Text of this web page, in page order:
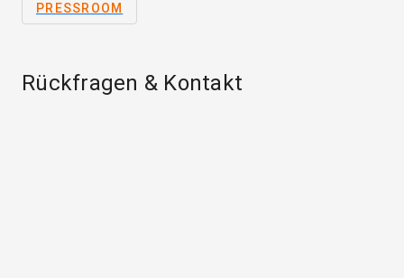
PRESSROOM
Rückfragen & Kontakt